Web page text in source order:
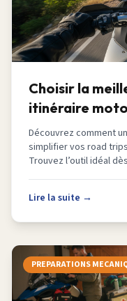
Choisir la
itinéraire
Découvrez comment
simplifier vos road
Trouvez l’outil idéal
Lire la suite →
PREPARATIONS